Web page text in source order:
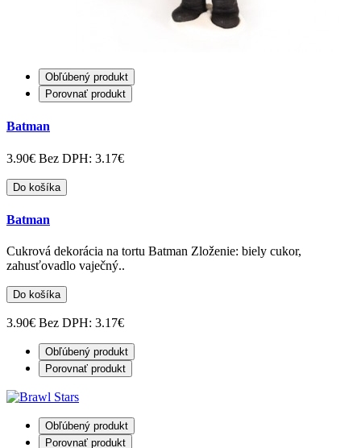
Obľúbený produkt
Porovnať produkt
Batman
3.90€ Bez DPH: 3.17€
Do košíka
Batman
Cukrová dekorácia na tortu Batman Zloženie: biely cukor,
zahusťovadlo vaječný..
Do košíka
3.90€ Bez DPH: 3.17€
Obľúbený produkt
Porovnať produkt
Obľúbený produkt
Porovnať produkt